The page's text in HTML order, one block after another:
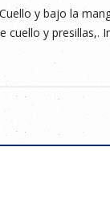
y bajo la
y presillas,.